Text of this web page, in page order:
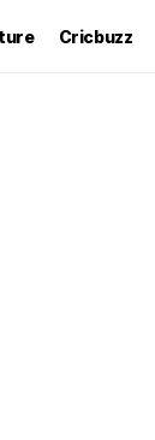
Cricbuzz